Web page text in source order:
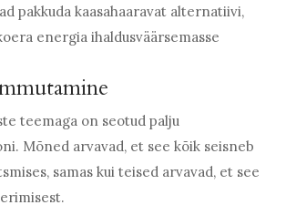
pakkuda kaasahaaravat alternatiivi,
energia ihaldusväärsemasse
teemaga on seotud palju
Mõned arvavad, et see kõik seisneb
samas kui teised arvavad, et see